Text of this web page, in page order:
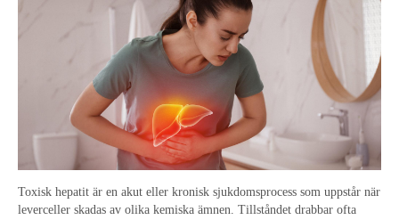
Toxisk hepatit är en akut eller kronisk sjukdomsprocess som uppstår när
leverceller skadas av olika kemiska ämnen. Tillståndet drabbar ofta